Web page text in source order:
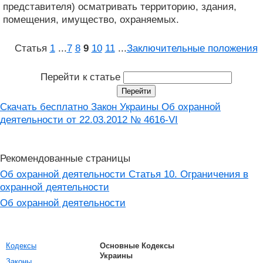
представителя) осматривать территорию, здания,
помещения, имущество, охраняемых.
Статья 1 ...7 8 9 10 11 ...Заключительные положения
Перейти к статье
Скачать бесплатно Закон Украины Об охранной
деятельности от 22.03.2012 № 4616-VI
Рекомендованные страницы
Об охранной деятельности Статья 10. Ограничения в
охранной деятельности
Об охранной деятельности
Кодексы
Основные Кодексы
Украины